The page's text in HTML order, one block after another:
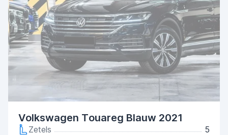
Volkswagen Touareg Blauw 2021
Zetels
5